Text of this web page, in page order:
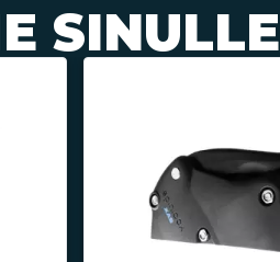
SINULLE